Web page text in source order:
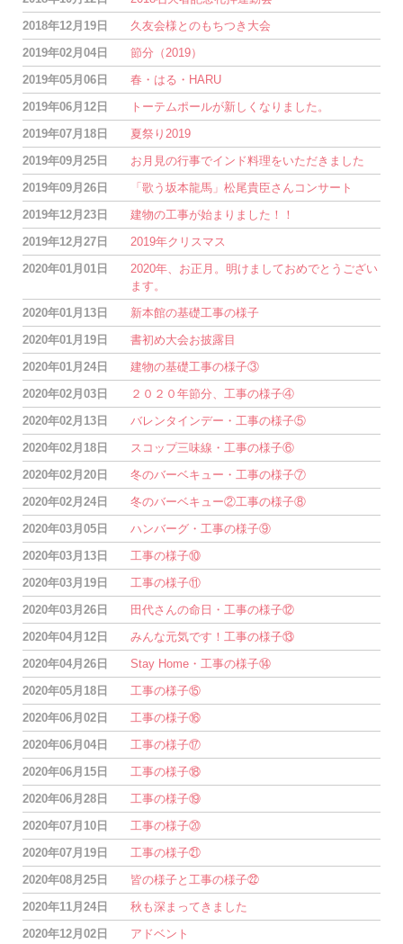
2018年12月19日
久友会様とのもちつき大会
2019年02月04日
節分（2019）
2019年05月06日
春・はる・HARU
2019年06月12日
トーテムポールが新しくなりました。
2019年07月18日
夏祭り2019
2019年09月25日
お月見の行事でインド料理をいただきました
2019年09月26日
「歌う坂本龍馬」松尾貴臣さんコンサート
2019年12月23日
建物の工事が始まりました！！
2019年12月27日
2019年クリスマス
2020年01月01日
2020年、お正月。明けましておめでとうござい
ます。
2020年01月13日
新本館の基礎工事の様子
2020年01月19日
書初め大会お披露目
2020年01月24日
建物の基礎工事の様子③
2020年02月03日
２０２０年節分、工事の様子④
2020年02月13日
バレンタインデー・工事の様子⑤
2020年02月18日
スコップ三味線・工事の様子⑥
2020年02月20日
冬のバーベキュー・工事の様子⑦
2020年02月24日
冬のバーベキュー②工事の様子⑧
2020年03月05日
ハンバーグ・工事の様子⑨
2020年03月13日
工事の様子⑩
2020年03月19日
工事の様子⑪
2020年03月26日
田代さんの命日・工事の様子⑫
2020年04月12日
みんな元気です！工事の様子⑬
2020年04月26日
Stay Home・工事の様子⑭
2020年05月18日
工事の様子⑮
2020年06月02日
工事の様子⑯
2020年06月04日
工事の様子⑰
2020年06月15日
工事の様子⑱
2020年06月28日
工事の様子⑲
2020年07月10日
工事の様子⑳
2020年07月19日
工事の様子㉑
2020年08月25日
皆の様子と工事の様子㉒
2020年11月24日
秋も深まってきました
2020年12月02日
アドベント